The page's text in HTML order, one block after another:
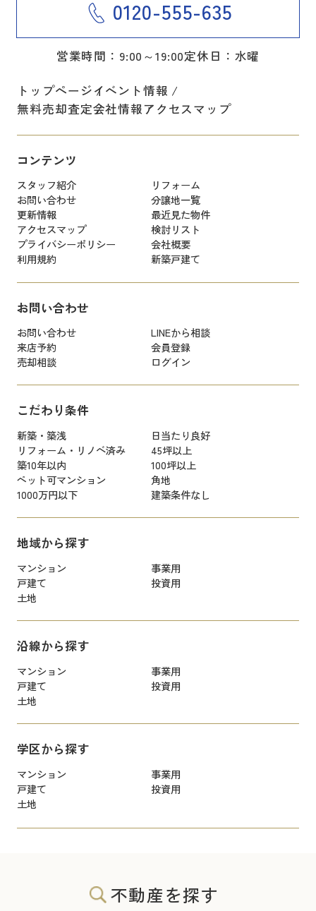
0120-555-635
営業時間：9:00～19:00定休日：水曜
トップページイベント情報
無料売却査定会社情報アクセスマップ
コンテンツ
スタッフ紹介
リフォーム
お問い合わせ
分譲地一覧
更新情報
最近見た物件
アクセスマップ
検討リスト
プライバシーポリシー
会社概要
利用規約
新築戸建て
お問い合わせ
お問い合わせ
LINEから相談
来店予約
会員登録
売却相談
ログイン
こだわり条件
新築・築浅
日当たり良好
リフォーム・リノベ済み
45坪以上
築10年以内
100坪以上
ペット可マンション
角地
1000万円以下
建築条件なし
地域から探す
マンション
事業用
戸建て
投資用
土地
沿線から探す
マンション
事業用
戸建て
投資用
土地
学区から探す
マンション
事業用
戸建て
投資用
土地
不動産を探す